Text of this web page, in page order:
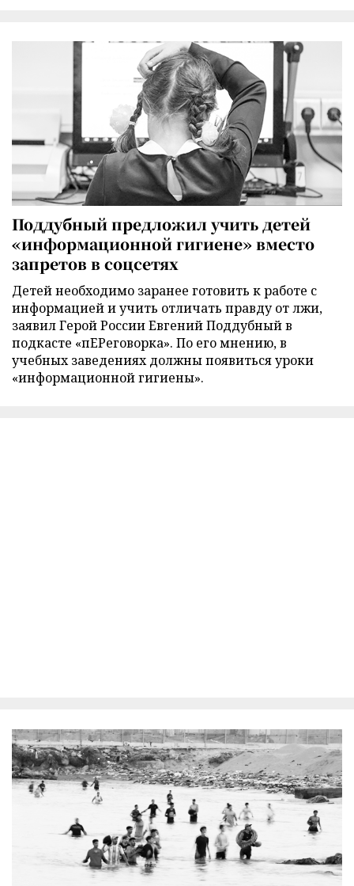
Поддубный предложил учить детей
«информационной гигиене» вместо
запретов в соцсетях
Детей необходимо заранее готовить к работе с
информацией и учить отличать правду от лжи,
заявил Герой России Евгений Поддубный в
подкасте «пЕРеговорка». По его мнению, в
учебных заведениях должны появиться уроки
«информационной гигиены».